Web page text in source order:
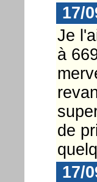
17/
Je
à
de
17/